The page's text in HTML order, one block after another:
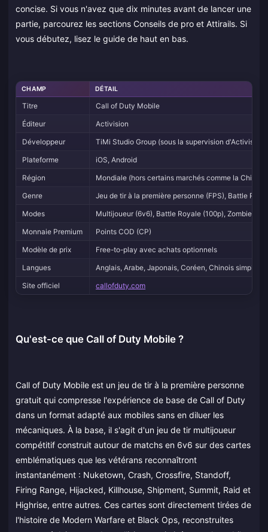
concise. Si vous n'avez que dix minutes avant de lancer une
partie, parcourez les sections Conseils de pro et Attirails. Si
vous débutez, lisez le guide de haut en bas.
CHAMP DÉTAIL
Titre
Call of Duty Mobile
Éditeur
Activision
Développeur
TiMi Studio Group (sous la supervision d'Activision)
Plateforme
iOS, Android
Région
Mondiale (hors certains marchés comme la Chine
Genre
Jeu de tir à la première personne (FPS), Battle
Modes
Multijoueur (6v6), Battle Royale (100p), Zombies,
Monnaie Premium
Points COD (CP)
Modèle de prix
Free-to-play avec achats optionnels
Langues
Anglais, Arabe, Japonais, Coréen, Chinois
Site officiel
callofduty.com
Qu'est-ce que Call of Duty Mobile ?
Call of Duty Mobile est un jeu de tir à la première personne
gratuit qui compresse l'expérience de base de Call of Duty
dans un format adapté aux mobiles sans en diluer les
mécaniques. À la base, il s'agit d'un jeu de tir multijoueur
compétitif construit autour de matchs en 6v6 sur des cartes
emblématiques que les vétérans reconnaîtront
instantanément : Nuketown, Crash, Crossfire, Standoff,
Firing Range, Hijacked, Killhouse, Shipment, Summit, Raid et
Highrise, entre autres. Ces cartes sont directement tirées de
l'histoire de Modern Warfare et Black Ops, reconstruites